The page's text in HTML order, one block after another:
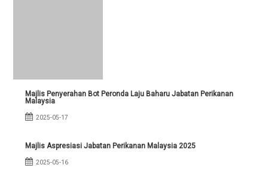
Majlis Penyerahan Bot Peronda Laju Baharu Jabatan Perikanan
Malaysia
2025-05-17
Majlis Aspresiasi Jabatan Perikanan Malaysia 2025
2025-05-16